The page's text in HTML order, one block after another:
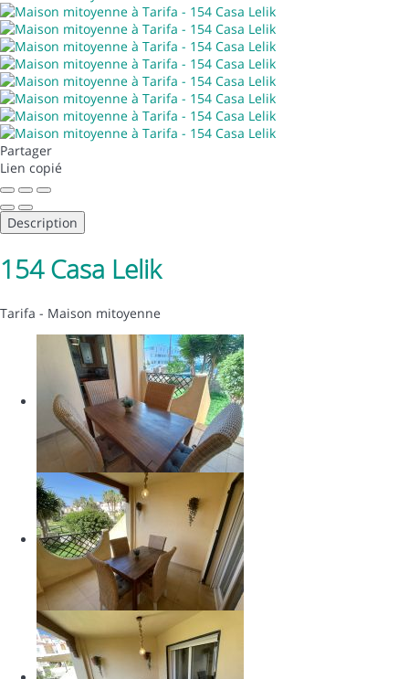
Partager
Lien copié
Description
154 Casa Lelik
Tarifa - Maison mitoyenne